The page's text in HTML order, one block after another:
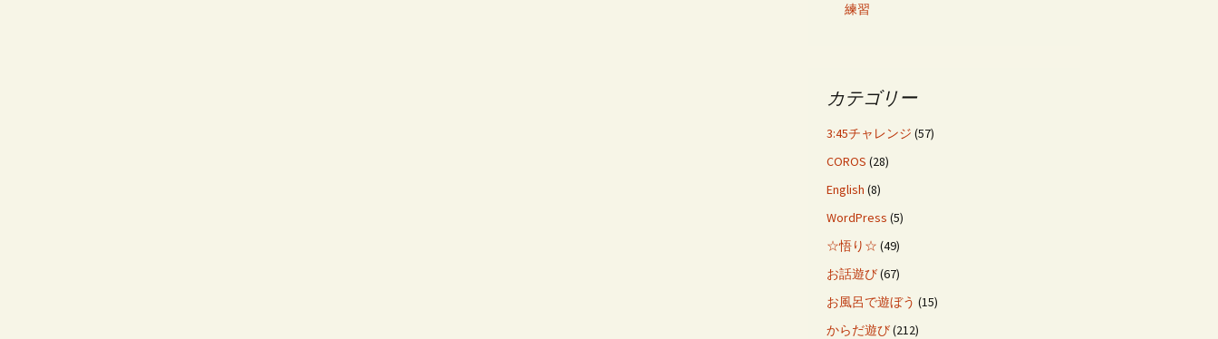
練習
カテゴリー
3:45チャレンジ (57)
COROS (28)
English (8)
WordPress (5)
☆悟り☆ (49)
お話遊び(67)
お風呂で遊ぼう (15)
からだ遊び(212)